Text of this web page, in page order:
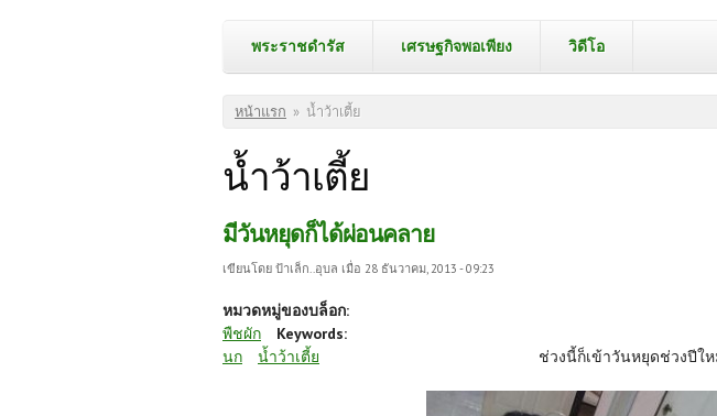
พระราชดำรัส เศรษฐกิจพอเพียง วิดีโอ
คุณอยู่ที่นี่
หน้าแรก » น้ำว้าเตี้ย
น้ำว้าเตี้ย
มีวันหยุดก็ได้ผ่อนคลาย
เขียนโดย ป้าเล็ก..อุบล เมื่อ 28 ธันวาคม, 2013 - 09:23
หมวดหมู่ของบล็อก:
พืชผัก
Keywords:
นก
น้ำว้าเตี้ย ช่วงนี้ก็เข้าวันหยุดช่วงปีใ